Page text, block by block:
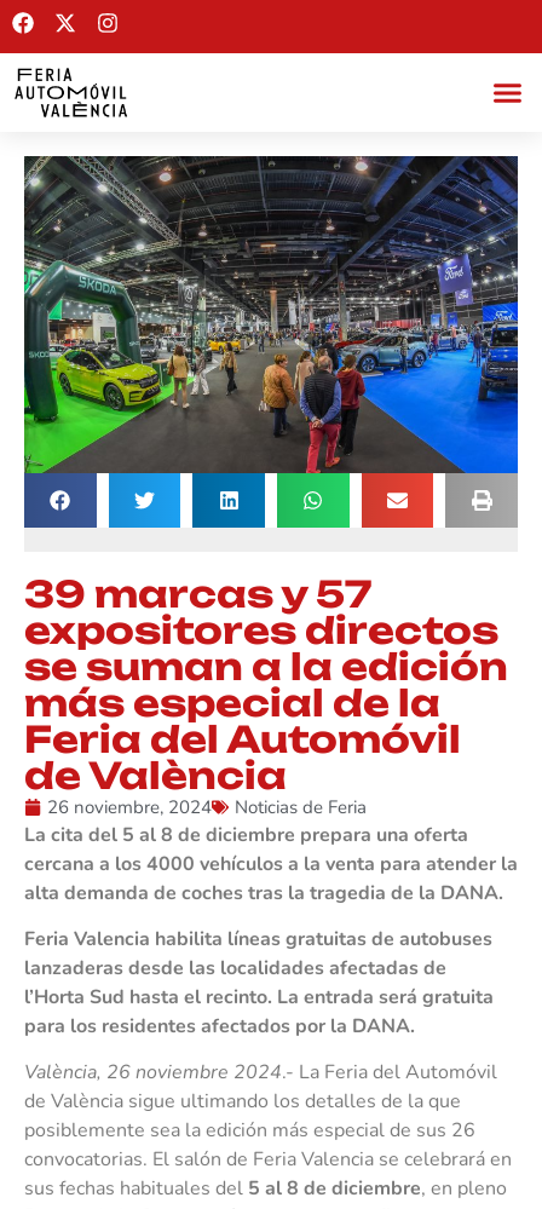
39 marcas y 57
expositores directos
se suman a la edición
más especial de la
Feria del Automóvil
de València
26 noviembre, 2024 Noticias de Feria
La cita del 5 al 8 de diciembre prepara una oferta
cercana a los 4000 vehículos a la venta para atender la
alta demanda de coches tras la tragedia de la DANA.
Feria Valencia habilita líneas gratuitas de autobuses
lanzaderas desde las localidades afectadas de
l’Horta Sud hasta el recinto. La entrada será gratuita
para los residentes afectados por la DANA.
València, 26 noviembre 2024.- La Feria del Automóvil
de València sigue ultimando los detalles de la que
posiblemente sea la edición más especial de sus 26
convocatorias. El salón de Feria Valencia se celebrará en
sus fechas habituales del 5 al 8 de diciembre, en pleno